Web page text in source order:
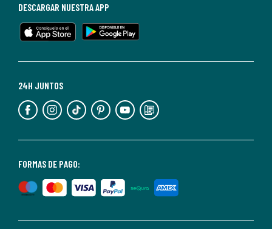
en
cualquier
Para
información,
puedes
nuestra
de
privacidad</2>.
FORMAS DE PAGO:
24H JUNTOS
DESCARGAR NUESTRA APP